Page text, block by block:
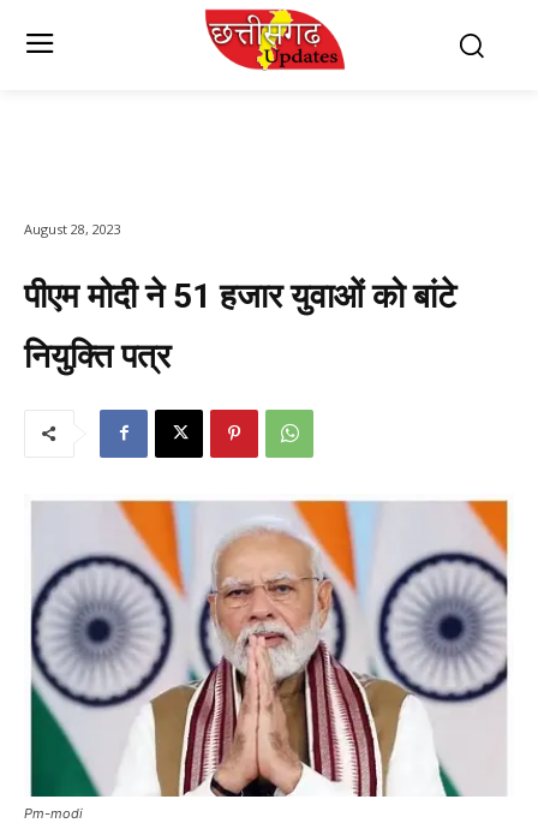
August 28, 2023
पीएम मोदी ने 51 हजार युवाओं को बांटे
नियुक्ति पत्र
Pm-modi